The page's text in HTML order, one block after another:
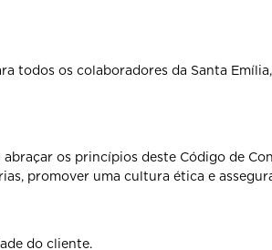
todos os colaboradores da Santa
abraçar os princípios deste Código de
promover uma cultura ética e
do cliente.